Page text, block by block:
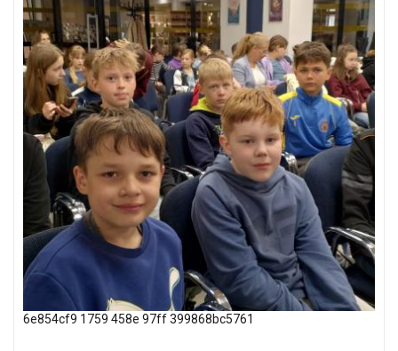
6e854cf9 1759 458e 97ff 399868bc5761